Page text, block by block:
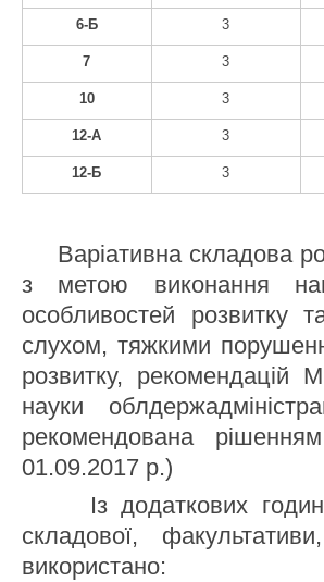
6-Б 3
7 3
10 3
12-А 3
12-Б 3
Варіативна складова
з метою виконання
особливостей розвитку
слухом, тяжкими
розвитку, рекомендацій
науки
рекомендована
01.09.2017 р.)
Із додаткових годин
складової,
використано: